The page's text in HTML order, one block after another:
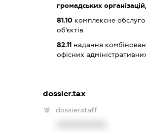
громадських
81.10комплексне
об'єктів
82.11надання
офісних
dossier.tax
dossier.staff